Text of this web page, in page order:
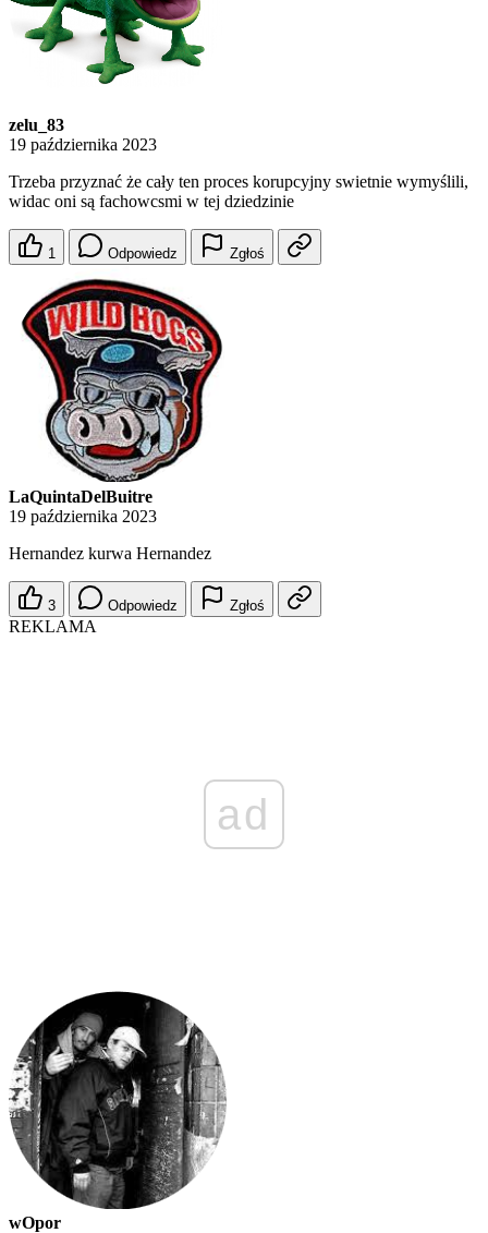
zelu_83
19 października 2023
Trzeba przyznać że cały ten proces korupcyjny swietnie wymyślili,
widac oni są fachowcsmi w tej dziedzinie
1 Odpowiedz Zgłoś
LaQuintaDelBuitre
19 października 2023
Hernandez kurwa Hernandez
3 Odpowiedz Zgłoś
REKLAMA
ad
wOpor